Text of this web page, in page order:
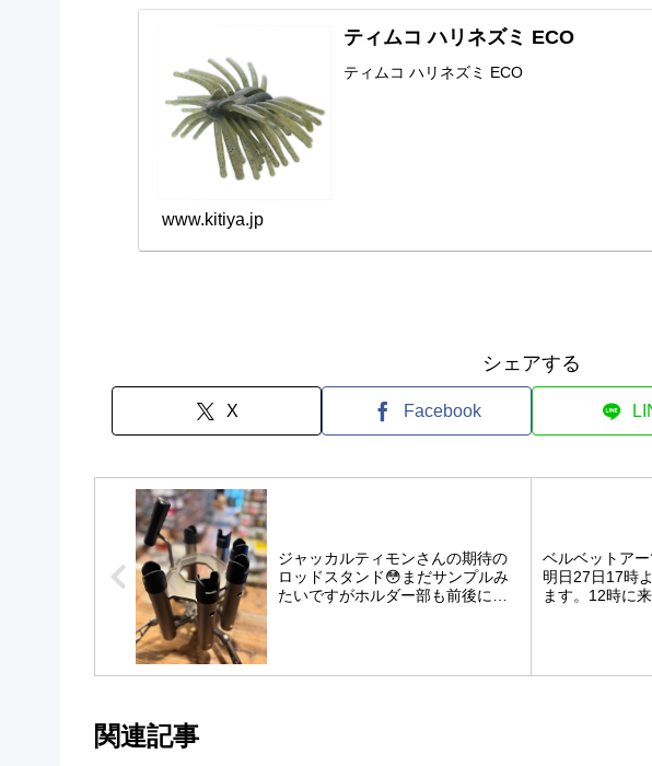
ティムコ ハリネズミ ECO
ティムコ ハリネズミ ECO
www.kitiya.jp
シェアする
X Facebook
ジャッカルティモンさんの期待の
ロッドスタンド😳まだサンプルみ
たいですがホルダー部も前後に稼
ベルベットア
明日27日17時
ます。12時に
関連記事